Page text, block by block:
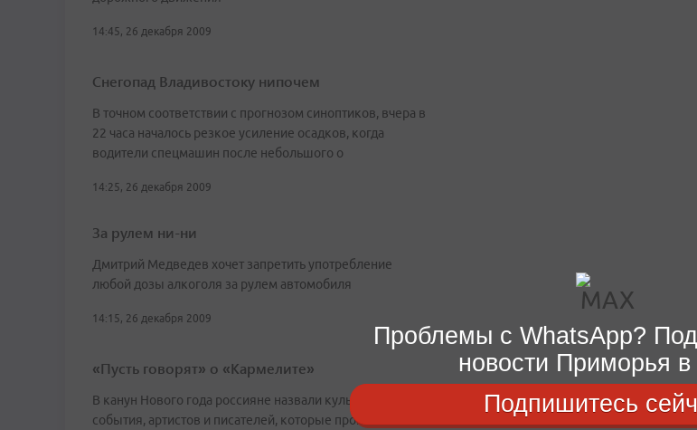
14:45, 26 декабря 2009
Снегопад Владивостоку нипочем
В точном соответствии с прогнозом синоптиков, вчера в
22 часа началось резкое усиление осадков, когда
водители спецмашин после небольшого о
14:25, 26 декабря 2009
За рулем ни-ни
Дмитрий Медведев хочет запретить употребление
любой дозы алкоголя за рулем автомобиля
14:15, 26 декабря 2009
«Пусть говорят» о «Кармелите»
В канун Нового года россияне назвали культурные
события, артистов и писателей, которые произвели на
Проблемы с WhatsApp?
новости Приморья в
Подпишитесь